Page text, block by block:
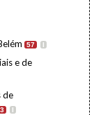
57 I
e de
de
3 I